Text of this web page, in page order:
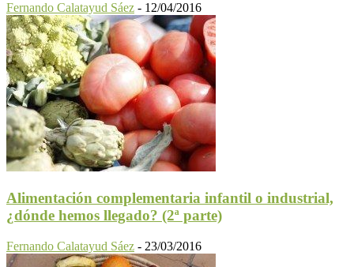
Fernando Calatayud Sáez - 12/04/2016
Alimentación complementaria infantil o industrial,
¿dónde hemos llegado? (2ª parte)
Fernando Calatayud Sáez - 23/03/2016